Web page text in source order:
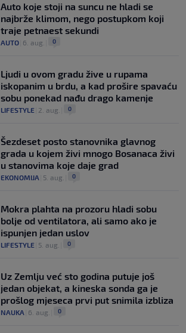
Auto koje stoji na suncu ne hladi se
najbrže klimom, nego postupkom koji
traje petnaest sekundi
AUTO 6. aug. 0
Ljudi u ovom gradu žive u rupama
iskopanim u brdu, a kad prošire spavaću
sobu ponekad nađu drago kamenje
LIFESTYLE 2. aug. 0
Šezdeset posto stanovnika glavnog
grada u kojem živi mnogo Bosanaca živi
u stanovima koje daje grad
EKONOMIJA 5. aug. 0
Mokra plahta na prozoru hladi sobu
bolje od ventilatora, ali samo ako je
ispunjen jedan uslov
LIFESTYLE 5. aug. 0
Uz Zemlju već sto godina putuje još
jedan objekat, a kineska sonda ga je
prošlog mjeseca prvi put snimila izbliza
NAUKA 6. aug. 0